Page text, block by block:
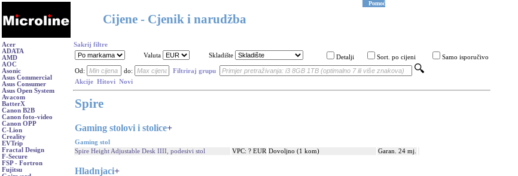
Cijene - Cjenik i narudžba
Pomoć
Acer
ADATA
AMD
AOC
Asonic
Asus Commercial
Asus Consumer
Asus Open System
Avacom
BatterX
Canon B2B
Canon foto-video
Canon OPP
C-Lion
Creality
EVTrip
Fractal Design
F-Secure
FSP - Fortron
Fujitsu
Sakrij filtre
Valuta
Skladište Detalji Sort. po cijeni Samo isporučivo
Od: do:
Filtriraj grupu
Akcije Hitovi Novi
Spire
Gaming stolovi i stolice+
Gaming stol
Spire Height Adjustable Desk IIII, podesivi stol
VPC: ? EUR Dovoljno (1 kom) Garan. 24 mj.
Hladnjaci+